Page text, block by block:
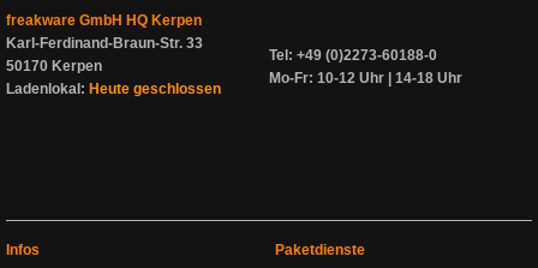
freakware GmbH HQ Kerpen
Karl-Ferdinand-Braun-Str. 33
50170 Kerpen
Ladenlokal: Heute geschlossen
Tel: +49 (0)2273-60188-0
Mo-Fr: 10-12 Uhr | 14-18 Uhr
Infos
Paketdienste